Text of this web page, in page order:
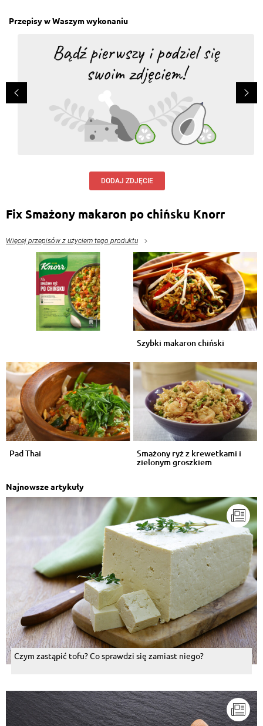
Przepisy w Waszym wykonaniu
DODAJ ZDJĘCIE
Fix Smażony makaron po chińsku Knorr
Więcej przepisów z użyciem tego produktu
Szybki makaron chiński
Pad Thai Smażony ryż z krewetkami i
zielonym groszkiem
Najnowsze artykuły
Czym zastąpić tofu? Co sprawdzi się zamiast niego?